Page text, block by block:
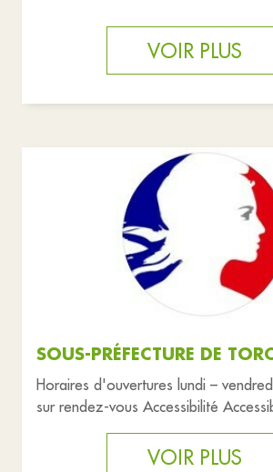
VOIR PLUS
SOUS-PRÉFECTURE DE
Horaires d'ouvertures lundi –
sur rendez-vous Accessibilité Accessible aux
personnes à mobilité réd
VOIR PLUS